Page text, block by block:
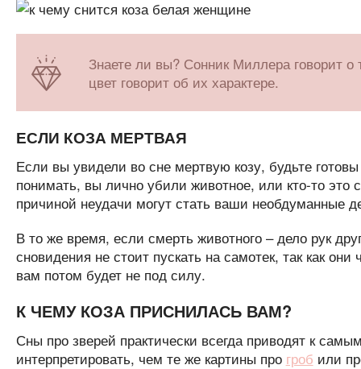
Знаете ли вы? Сонник Миллера говорит
цвет говорит об их характере.
ЕСЛИ КОЗА МЕРТВАЯ
Если вы увидели во сне мертвую козу, будьте
понимать, вы лично убили животное, или кто-то это
причиной неудачи могут стать ваши необдуманные
В то же время, если смерть животного – дело рук
сновидения не стоит пускать на самотек, так как
вам потом будет не под силу.
К ЧЕМУ КОЗА ПРИСНИЛАСЬ ВАМ?
Сны про зверей практически всегда приводят к
интерпретировать, чем те же картины про гроб или